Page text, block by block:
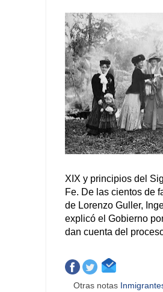
XIX y principios del
Fe. De las cientos de
de Lorenzo Guller,
explicó el Gobierno
dan cuenta del
Otras notas